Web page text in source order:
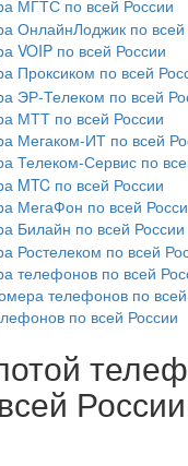
МГТС по всей России
ОнлайнЛоджик по всей
VOIP по всей России
Проксиком по всей
ЭР-Телеком по всей
МТТ по всей России
Мегаком-ИТ по всей
Телеком-Сервис по
MTC по всей России
МегаФон по всей
Билайн по всей России
Ростелеком по всей
телефонов по всей
телефонов по
по всей России